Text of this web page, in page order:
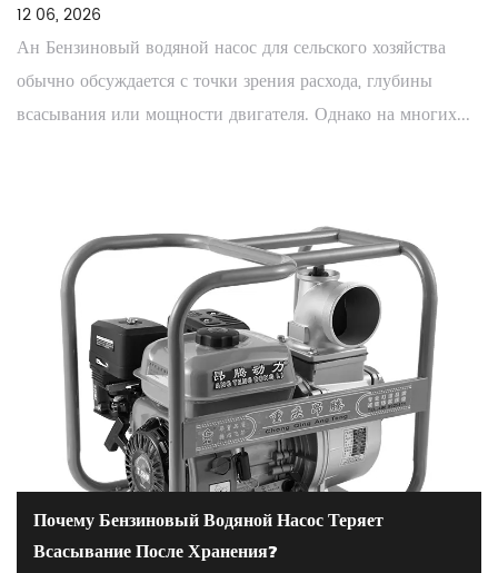
12 06, 2026
Ан Бензиновый водяной насос для сельского хозяйства
обычно обсуждается с точки зрения расхода, глубины
всасывания или мощности двигателя. Однако на многих...
Почему Бензиновый Водяной Насос Теряет
Всасывание После Хранения?